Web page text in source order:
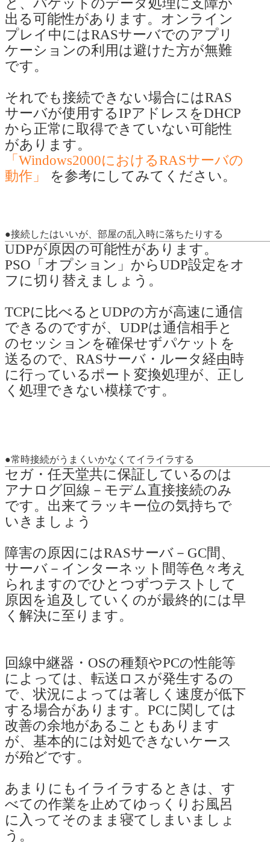
と、パケットのデータ処理に支障が
出る可能性があります。オンライン
プレイ中にはRASサーバでのアプリ
ケーションの利用は避けた方が無難
です。
それでも接続できない場合にはRAS
サーバが使用するIPアドレスをDHCP
から正常に取得できていない可能性
があります。
「Windows2000におけるRASサーバの
動作」
を参考にしてみてください。
●接続したはいいが、部屋の乱入時に落ちたりする
UDPが原因の可能性があります。
PSO「オプション」からUDP設定をオ
フに切り替えましょう。
TCPに比べるとUDPの方が高速に通信
できるのですが、UDPは通信相手と
のセッションを確保せずパケットを
送るので、RASサーバ・ルータ経由時
に行っているポート変換処理が、正し
く処理できない模様です。
●常時接続がうまくいかなくてイライラする
セガ・任天堂共に保証しているのは
アナログ回線－モデム直接接続のみ
です。出来てラッキー位の気持ちで
いきましょう
障害の原因にはRASサーバ－GC間、
サーバ－インターネット間等色々考え
られますのでひとつずつテストして
原因を追及していくのが最終的には早
く解決に至ります。
回線中継器・OSの種類やPCの性能等
によっては、転送ロスが発生するの
で、状況によっては著しく速度が低下
する場合があります。PCに関しては
改善の余地があることもあります
が、基本的には対処できないケース
が殆どです。
あまりにもイライラするときは、す
べての作業を止めてゆっくりお風呂
に入ってそのまま寝てしまいましょ
う。